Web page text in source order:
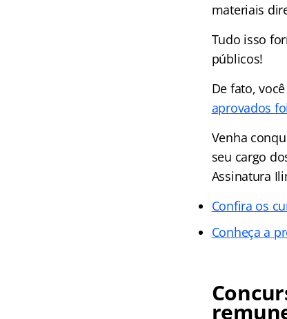
materiais
Tudo isso
públicos!
De fato,
aprovados
Venha
seu cargo
Assinatura
Confira os
Conheça a